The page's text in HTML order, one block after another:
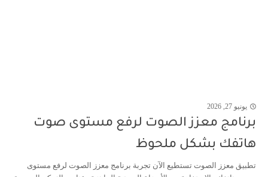
يونيو 27, 2026
برنامج معزز الصوت لرفع مستوى صوت
هاتفك بشكل ملحوظ
تطبيق معزز الصوت تستطيع الآن تجربة برنامج معزز الصوت لرفع مستوى